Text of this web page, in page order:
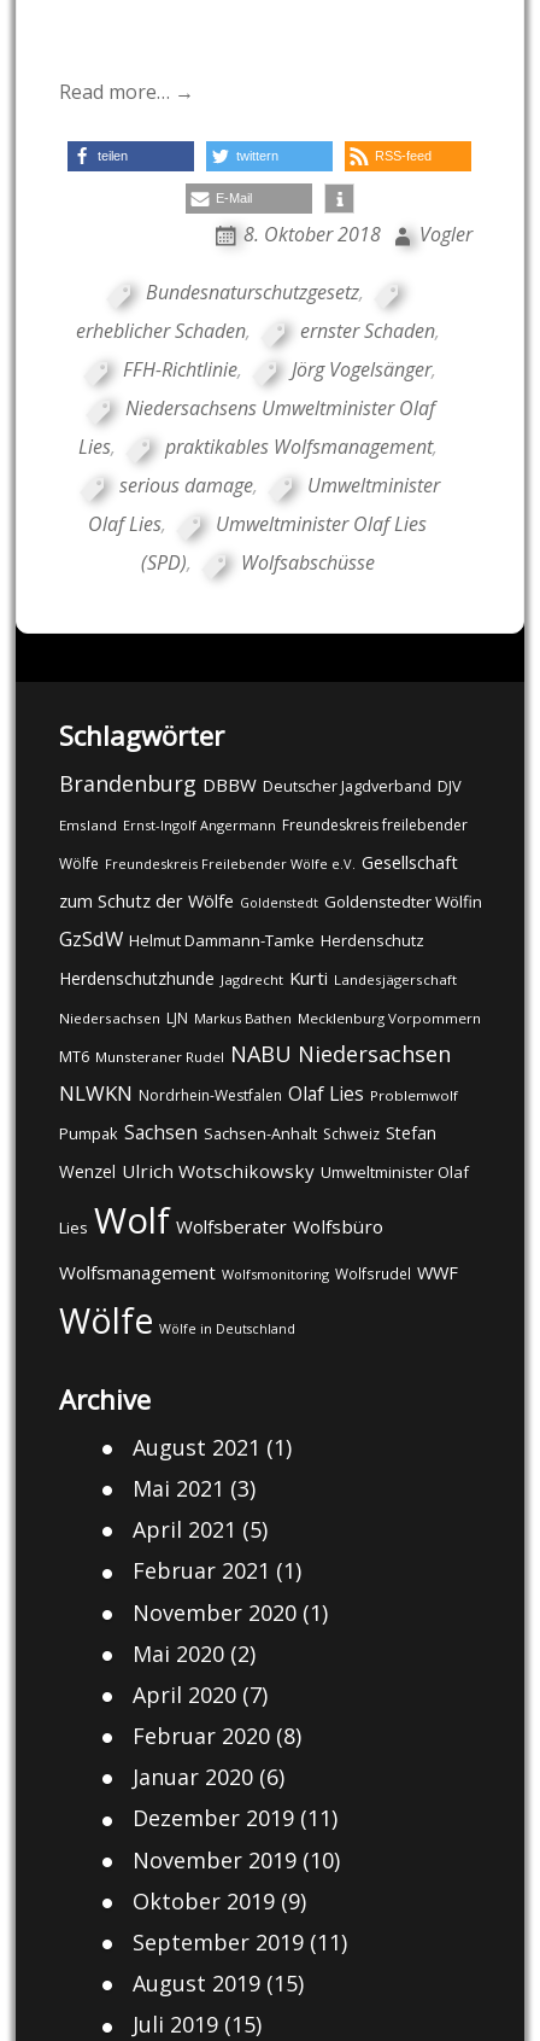
Read more… →
teilen twittern RSS-feed
E-Mail
8. Oktober 2018 Vogler
Bundesnaturschutzgesetz,
erheblicher Schaden, ernster Schaden,
FFH-Richtlinie, Jörg Vogelsänger,
Niedersachsens Umweltminister Olaf
Lies, praktikables Wolfsmanagement,
serious damage,
Umweltminister
Olaf Lies,
Umweltminister Olaf Lies
(SPD), Wolfsabschüsse
Schlagwörter
Brandenburg DBBW Deutscher Jagdverband DJV
Emsland Ernst-Ingolf Angermann Freundeskreis freilebender
Wölfe Freundeskreis Freilebender Wölfe e.V. Gesellschaft
zum Schutz der Wölfe Goldenstedt Goldenstedter Wölfin
GzSdW Helmut Dammann-Tamke Herdenschutz
Herdenschutzhunde Jagdrecht Kurti Landesjägerschaft
Niedersachsen LJN Markus Bathen Mecklenburg Vorpommern
MT6 Munsteraner Rudel NABU Niedersachsen
NLWKN Nordrhein-Westfalen Olaf Lies Problemwolf
Pumpak Sachsen Sachsen-Anhalt Schweiz Stefan
Wenzel Ulrich Wotschikowsky Umweltminister Olaf
Lies Wolf Wolfsberater Wolfsbüro
Wolfsmanagement Wolfsmonitoring Wolfsrudel WWF
Wölfe Wölfe in Deutschland
Archive
August 2021 (1)
Mai 2021 (3)
April 2021 (5)
Februar 2021 (1)
November 2020(1)
Mai 2020(2)
April 2020(7)
Februar 2020(8)
Januar 2020(6)
Dezember 2019(11)
November 2019(10)
Oktober 2019(9)
September 2019(11)
August 2019(15)
Juli 2019(15)